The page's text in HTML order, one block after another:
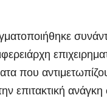
που
επιτακτική